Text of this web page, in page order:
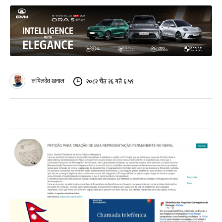
कपिलदेव खनाल २०८२ चैत २६ गते ६:५९